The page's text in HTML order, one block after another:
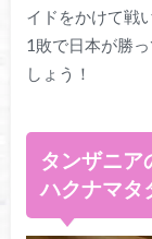
イドをかけて戦
1敗で日本が勝
しょう！
タンザニア
ハクナマタ